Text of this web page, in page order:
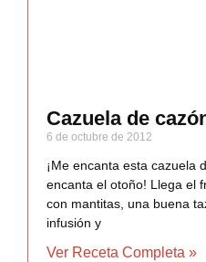
Cazuela de
6 de octubre de 2012
¡Me encanta esta cazuela
encanta el otoño! Llega el
con mantitas, una buena
infusión y
Ver Receta Completa »